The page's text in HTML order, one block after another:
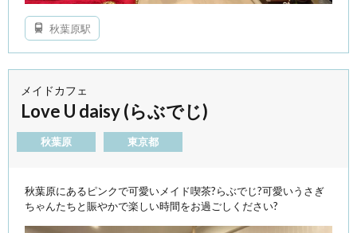
秋葉原駅
メイドカフェ
Love U daisy (らぶでじ)
秋葉原 東京都
秋葉原にあるピンクで可愛いメイド喫茶?らぶでじ?可愛いうさぎ
ちゃんたちと賑やかで楽しい時間をお過ごしください?